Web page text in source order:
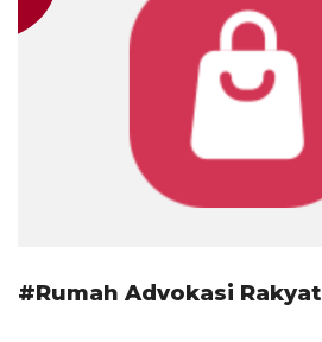
#Rumah Advokasi Rakyat